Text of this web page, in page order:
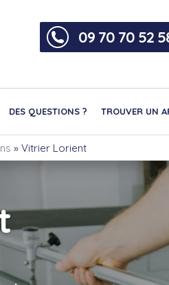
09 70 70 52
DES QUESTIONS ? TROUVER UN
» Vitrier Lorient